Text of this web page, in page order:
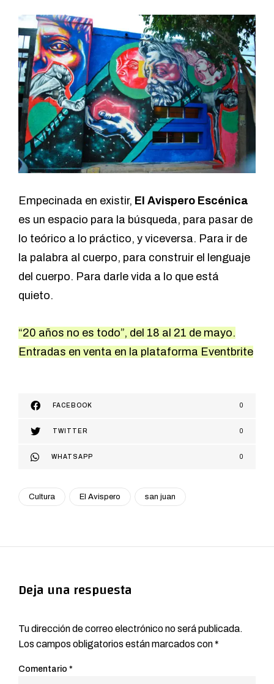
Empecinada en existir, El Avispero Escénica
es un espacio para la búsqueda, para pasar de
lo teórico a lo práctico, y viceversa. Para ir de
la palabra al cuerpo, para construir el lenguaje
del cuerpo. Para darle vida a lo que está
quieto.
“20 años no es todo”, del 18 al 21 de mayo.
Entradas en venta en la plataforma Eventbrite
FACEBOOK 0
TWITTER 0
WHATSAPP 0
Cultura El Avispero san juan
Deja una respuesta
Tu dirección de correo electrónico no será publicada.
Los campos obligatorios están marcados con*
Comentario *